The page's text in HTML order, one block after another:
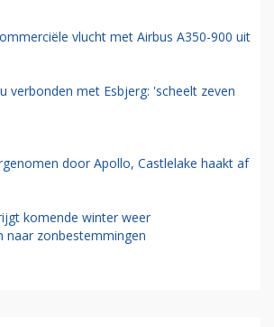
vlucht met Airbus A350-900 uit
verbonden met Esbjerg: 'scheelt zeven
door Apollo, Castlelake haakt af
komende winter weer
naar zonbestemmingen